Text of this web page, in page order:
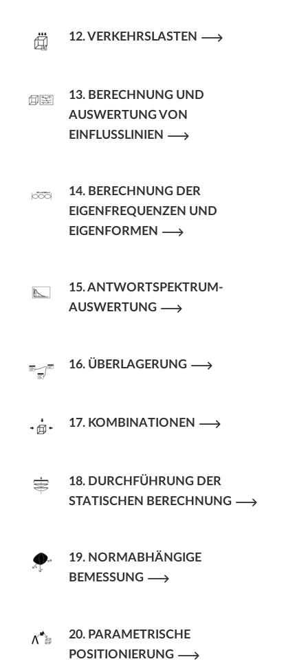
12. VERKEHRSLASTEN
13. BERECHNUNG UND
AUSWERTUNG VON
EINFLUSSLINIEN
14. BERECHNUNG DER
EIGENFREQUENZEN UND
EIGENFORMEN
15. ANTWORTSPEKTRUM-
AUSWERTUNG
16. ÜBERLAGERUNG
17. KOMBINATIONEN
18. DURCHFÜHRUNG DER
STATISCHEN BERECHNUNG
19. NORMABHÄNGIGE
BEMESSUNG
20. PARAMETRISCHE
POSITIONIERUNG